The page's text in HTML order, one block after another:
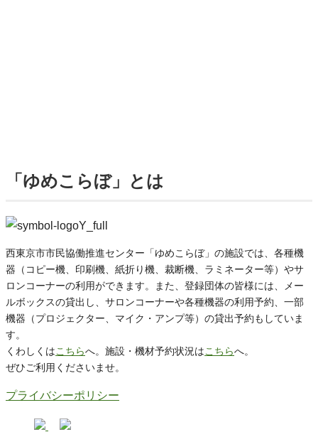
「ゆめこらぼ」とは
西東京市市民協働推進センター「ゆめこらぼ」の施設では、各種機
器（コピー機、印刷機、紙折り機、裁断機、ラミネーター等）やサ
ロンコーナーの利用ができます。また、登録団体の皆様には、メー
ルボックスの貸出し、サロンコーナーや各種機器の利用予約、一部
機器（プロジェクター、マイク・アンプ等）の貸出予約もしていま
す。
くわしくはこちらへ。施設・機材予約状況はこちらへ。
ぜひご利用くださいませ。
プライバシーポリシー